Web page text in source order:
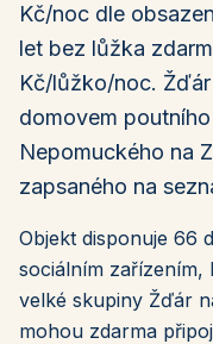
Kč/noc dle
let bez lůžka
Kč/lůžko/noc.
domovem
Nepomuckého na
zapsaného na
Objekt disponuje 66
sociálním
velké skupiny Žďár
mohou zdarma